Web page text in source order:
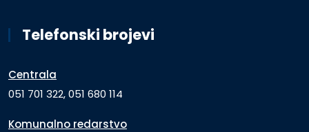
Telefonski brojevi
Centrala
051 701 322, 051 680 114
Komunalno redarstvo